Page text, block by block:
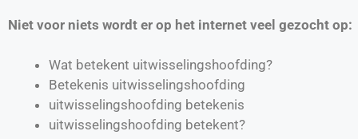
Niet voor niets wordt er op het internet veel gezocht op:
Wat betekent uitwisselingshoofding?
Betekenis uitwisselingshoofding
uitwisselingshoofding betekenis
uitwisselingshoofding betekent?